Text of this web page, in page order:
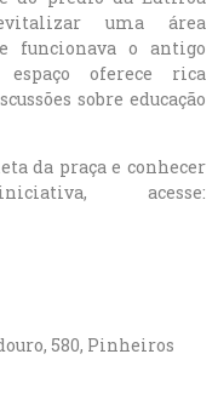
uma área
funcionava o antigo
oferece rica
sobre educação
da praça e conhecer
acesse:
580, Pinheiros